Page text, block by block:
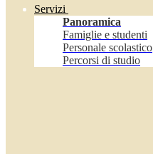
Servizi
Panoramica
Famiglie e studenti
Personale scolastico
Percorsi di studio